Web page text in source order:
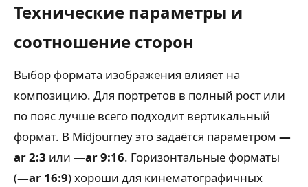
Технические параметры и
соотношение сторон
Выбор формата изображения влияет на
композицию. Для портретов в полный рост или
по пояс лучше всего подходит вертикальный
формат. В Midjourney это задаётся параметром —
ar 2:3 или —ar 9:16. Горизонтальные форматы
(—ar 16:9) хороши для кинематографичных